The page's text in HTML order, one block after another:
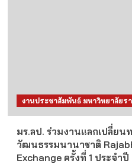
งานประชาสัมพันธ์ มหาวิทยาลัยร
มร.ลป. ร่วมงานแลกเปลี่ยน
วัฒนธรรมนานาชาติ
Exchange ครั้งที่ 1 ประจำ